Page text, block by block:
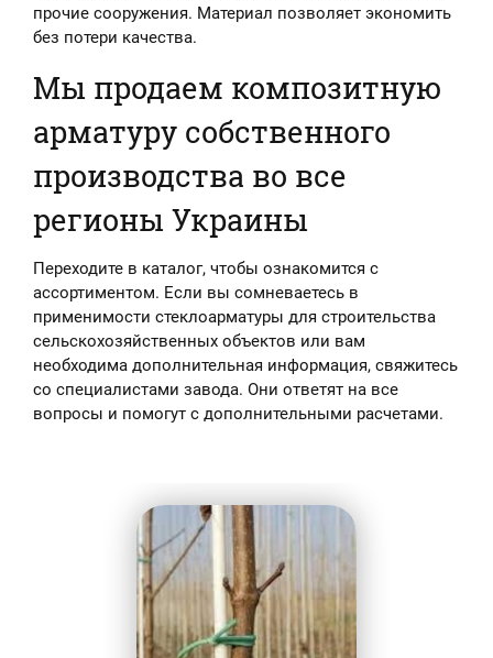
прочие сооружения. Материал позволяет экономить
без потери качества.
Мы продаем композитную
арматуру собственного
производства во все
регионы Украины
Переходите в каталог, чтобы ознакомится с
ассортиментом. Если вы сомневаетесь в
применимости стеклоарматуры для строительства
сельскохозяйственных объектов или вам
необходима дополнительная информация, свяжитесь
со специалистами завода. Они ответят на все
вопросы и помогут с дополнительными расчетами.